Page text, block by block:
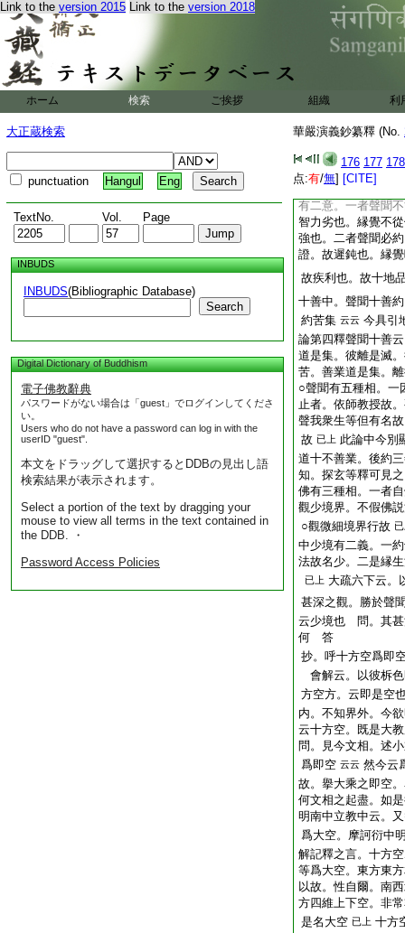
Link to the version 2015 Link to the version 2018
ホーム 検索 ご挨拶 組織 利
大正蔵検索
punctuation Hangul Eng
TextNo. Vol. Page
INBUDS
INBUDS(Bibliographic Database)
Search
Digital Dictionary of Buddhism
電子佛教辭典
パスワードがない場合は「guest」でログインしてくださ
い。
Users who do not have a password can log in with the
userID "guest".
本文をドラッグして選択するとDDBの見出し語
検索結果が表示されます。
Select a portion of the text by dragging your
mouse to view all terms in the text contained in
the DDB. ・
Password Access Policies
華嚴演義鈔纂釋 (No.
176 177 178
点:有/無] [CITE]
六即雙非顯中亦頓
教中義。如演義云
常。無常攝法無遺
文也
抄。又苦樂滅道四
教中略辨之。更生
略也
抄。中智觀者 文 問
智同作觀行。何成
有二意。一者聲聞
智力劣也。縁覺不
強也。二者聲聞必
證。故遲鈍也。縁
故疾利也。故十地
十善中。聲聞十善
約苦集 云云 今具引
論第四釋聲聞十善
道是集。彼離是滅
苦。善業道是集。
○聲聞有五種相。一
止者。依師教授故
聲我衆生等但有名
故 已上 此論中今別
道十不善業。後約
知。探玄等釋可見
佛有三種相。一者
觀少境界。不假佛
○觀微細境界行故
中少境有二義。一
法故名少。二是縁
已上 大疏六下云。
甚深之觀。勝於聲
云少境也 問。其甚
何 答
抄。呼十方空爲即
會解云。以彼柝
方空方。云即是空
内。不知界外。今
云十方空。既是大
問。見今文相。述
爲即空 云云 然今云
故。擧大乘之即空
何文相之起盡。如
明南中立教中云。
爲大空。摩訶衍中
解記釋之言。十方
等爲大空。東方東
以故。性自爾。南
方四維上下空。非
是名大空 已上 十方